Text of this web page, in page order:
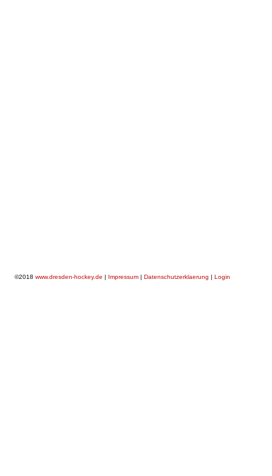
©2018 www.dresden-hockey.de | Impressum | Datenschutzerklaerung | Login